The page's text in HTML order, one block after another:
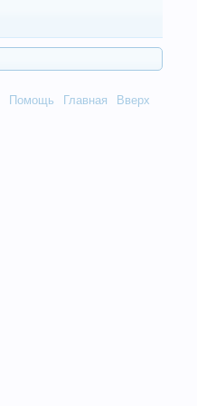
Помощь Главная Вверх